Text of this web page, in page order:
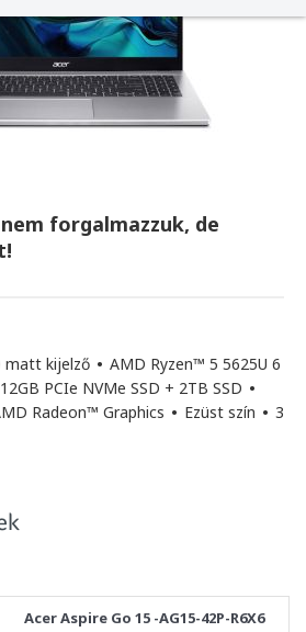
forgalmazzuk, de
matt kijelző • AMD Ryzen™ 5 5625U 6
PCIe NVMe SSD + 2TB SSD •
Radeon™ Graphics • Ezüst szín • 3
Acer Aspire Go 15 -AG15-42P-R6X6